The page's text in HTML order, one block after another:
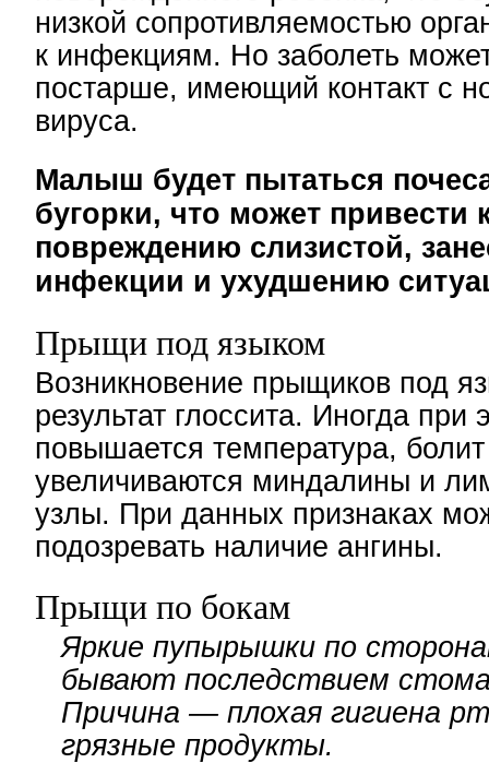
низкой сопротивляемостью
к инфекциям. Но заболеть
постарше, имеющий контакт с
вируса.
Малыш будет пытаться
бугорки, что может привести
повреждению слизистой,
инфекции и ухудшению
Прыщи под языком
Возникновение прыщиков под
результат глоссита. Иногда при
повышается температура, болит
увеличиваются миндалины и
узлы. При данных признаках
подозревать наличие ангины.
Прыщи по бокам
Яркие пупырышки по
бывают последствием
Причина — плохая гигиена
грязные продукты.